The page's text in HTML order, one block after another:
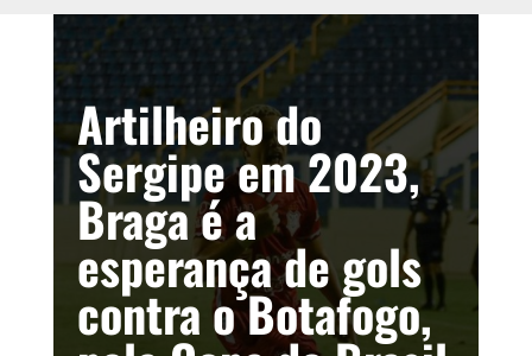
Artilheiro do
Sergipe em 2023,
Braga é a
esperança de gols
contra o Botafogo,